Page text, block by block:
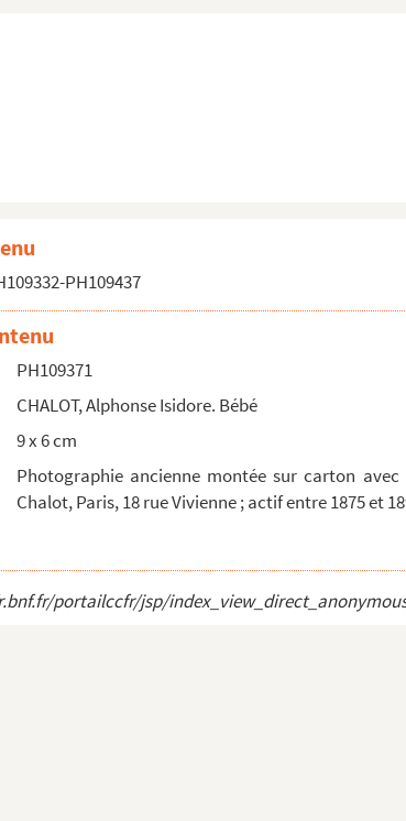
un bureau
PH109437
PH109371
CHALOT, Alphonse Isidore. Bébé
9 x 6 cm
Photographie ancienne montée sur carton
Chalot, Paris, 18 rue Vivienne ; actif entre 1875 et
portailccfr/jsp/